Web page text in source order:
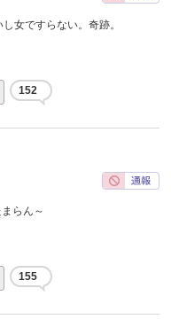
女ですらない。奇跡。
152
らん～
155